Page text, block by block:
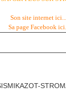
Son site internet
Sa page Facebook